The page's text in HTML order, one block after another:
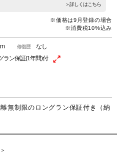
＞詳しくはこちら
※価格は9月登録の場合
※消費税10%込み
修復歴なし
ン保証(1年間)付
無制限のロングラン保証付き（納